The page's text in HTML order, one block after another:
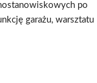
po
garażu, warsztatu